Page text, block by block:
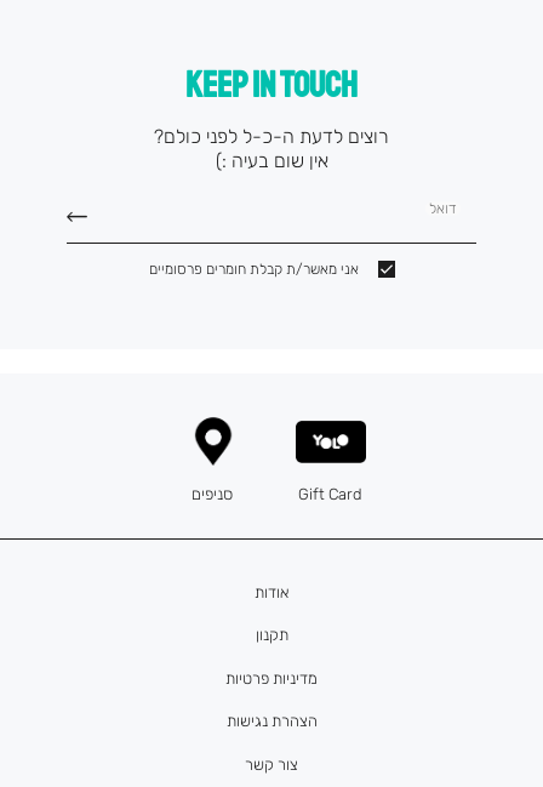
KEEP IN TOUCH
רוצים לדעת ה-כ-ל לפני כולם?
אין שום בעיה :)
דואל
אני מאשר/ת קבלת חומרים פרסומיים
אודות
תקנון
מדיניות פרטיות
הצהרת נגישות
צור קשר
Gift Card סניפים